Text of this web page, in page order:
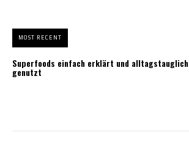
MOST RECENT
Superfoods einfach erklärt und alltagstauglich
genutzt